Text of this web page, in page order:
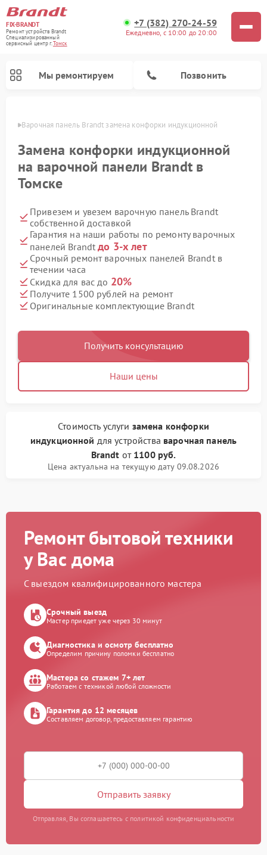
FIX-BRANDT
Ремонт устройств Brandt
Специализированный
cервисный центр г.Томск
+7 (382) 270-24-59
Ежедневно, с 10:00 до 20:00
Мы ремонтируем Позвонить
Варочная панель Brandt замена конфорки индукционной
Замена конфорки индукционной
на варочной панели Brandt в
Томске
Привезем и увезем варочную панель Brandt
собственной доставкой
Гарантия на наши работы по ремонту варочных
панелей Brandtдо 3-х лет
Срочный ремонт варочных панелей Brandt в
течении часа
Скидка для вас до 20%
Получите 1500 рублей на ремонт
Оригинальные комплектующие Brandt
Получить консультацию
Наши цены
Стоимость услуги замена конфорки
индукционной для устройства варочная панель
Brandt от 1100 руб.
Цена актуальна на текущую дату 09.08.2026
Ремонт бытовой техники
у Вас дома
С выездом квалифицированного мастера
Срочный выезд
Мастер приедет уже через 30 минут
Диагностика и осмотр бесплатно
Определим причину поломки бесплатно
Мастера со стажем 7+ лет
Работаем с техникой любой сложности
Гарантия до 12 месяцев
Составляем договор, предоставляем гарантию
Отправить заявку
Отправляя, Вы соглашаетесь с политикой конфиденциальности